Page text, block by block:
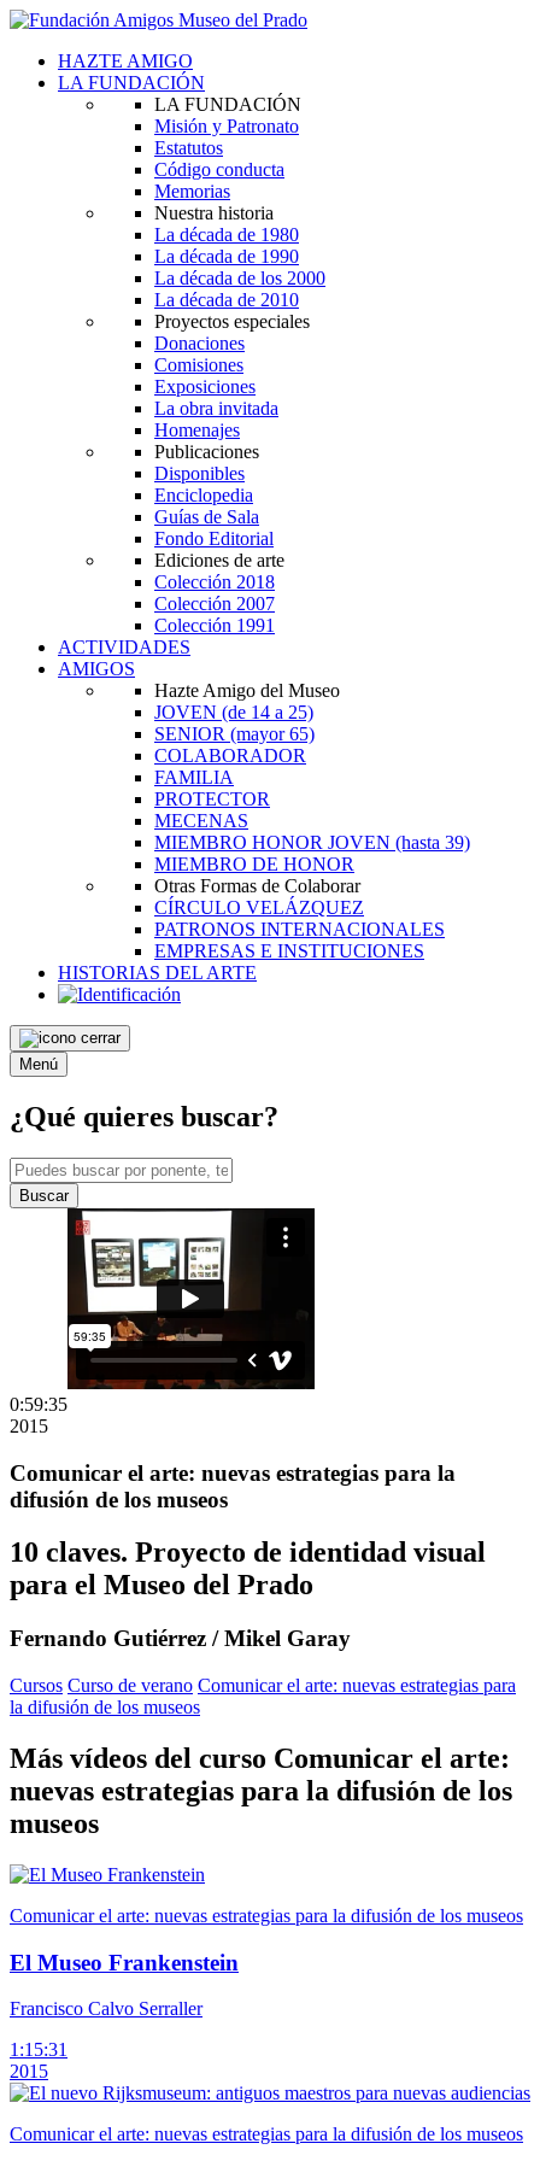
HAZTE AMIGO
LA FUNDACIÓN
LA FUNDACIÓN
Misión y Patronato
Estatutos
Código conducta
Memorias
Nuestra historia
La década de 1980
La década de 1990
La década de los 2000
La década de 2010
Proyectos especiales
Donaciones
Comisiones
Exposiciones
La obra invitada
Homenajes
Publicaciones
Disponibles
Enciclopedia
Guías de Sala
Fondo Editorial
Ediciones de arte
Colección 2018
Colección 2007
Colección 1991
ACTIVIDADES
AMIGOS
Hazte Amigo del Museo
JOVEN (de 14 a 25)
SENIOR (mayor 65)
COLABORADOR
FAMILIA
PROTECTOR
MECENAS
MIEMBRO HONOR JOVEN (hasta 39)
MIEMBRO DE HONOR
Otras Formas de Colaborar
CÍRCULO VELÁZQUEZ
PATRONOS INTERNACIONALES
EMPRESAS E INSTITUCIONES
HISTORIAS DEL ARTE
Menú
¿Qué quieres buscar?
Buscar
0:59:35
2015
Comunicar el arte: nuevas estrategias para la
difusión de los museos
10 claves. Proyecto de identidad visual
para el Museo del Prado
Fernando Gutiérrez / Mikel Garay
Cursos Curso de verano Comunicar el arte: nuevas estrategias para
la difusión de los museos
Más vídeos del curso Comunicar el arte:
nuevas estrategias para la difusión de los
museos
Comunicar el arte: nuevas estrategias para la difusión de los museos
El Museo Frankenstein
Francisco Calvo Serraller
1:15:31
2015
Comunicar el arte: nuevas estrategias para la difusión de los museos